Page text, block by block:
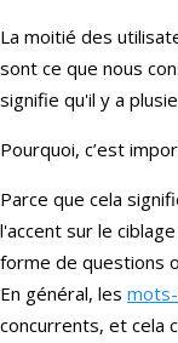
La moitié des
sont ce que nous
signifie qu'il y a
Pourquoi, c’est
Parce que cela
l'accent sur le
forme de questions
En général, les
concurrents, et cela